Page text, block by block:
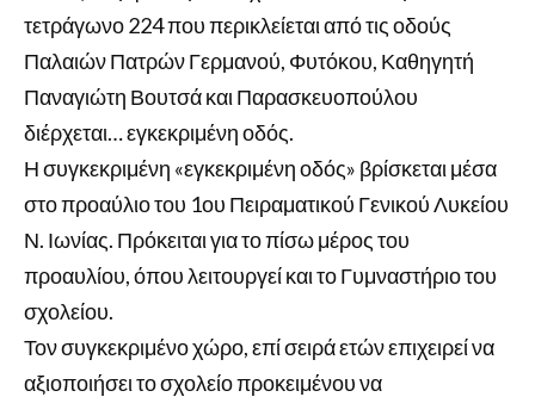
τετράγωνο 224 που περικλείεται από τις οδούς
Παλαιών Πατρών Γερμανού, Φυτόκου, Καθηγητή
Παναγιώτη Βουτσά και Παρασκευοπούλου
διέρχεται… εγκεκριμένη οδός.
Η συγκεκριμένη «εγκεκριμένη οδός» βρίσκεται μέσα
στο προαύλιο του 1ου Πειραματικού Γενικού Λυκείου
Ν. Ιωνίας. Πρόκειται για το πίσω μέρος του
προαυλίου, όπου λειτουργεί και το Γυμναστήριο του
σχολείου.
Τον συγκεκριμένο χώρο, επί σειρά ετών επιχειρεί να
αξιοποιήσει το σχολείο προκειμένου να